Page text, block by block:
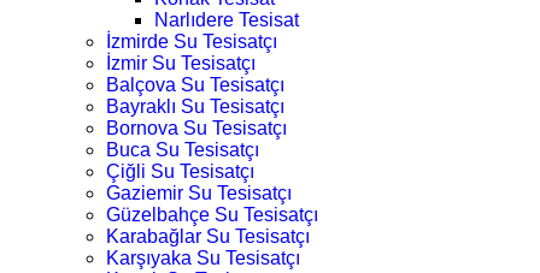
Narlıdere Tesisat
İzmirde Su Tesisatçı
İzmir Su Tesisatçı
Balçova Su Tesisatçı
Bayraklı Su Tesisatçı
Bornova Su Tesisatçı
Buca Su Tesisatçı
Çiğli Su Tesisatçı
Gaziemir Su Tesisatçı
Güzelbahçe Su Tesisatçı
Karabağlar Su Tesisatçı
Karşıyaka Su Tesisatçı